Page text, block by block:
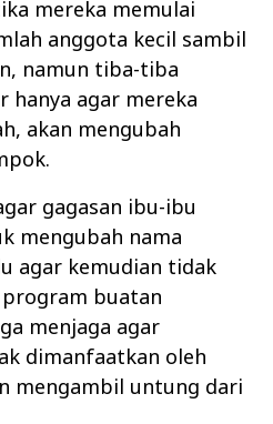
mereka memulai
anggota kecil sambil
namun tiba-tiba
hanya agar mereka
akan mengubah
gagasan ibu-ibu
mengubah nama
agar kemudian tidak
buatan
menjaga agar
dimanfaatkan oleh
mengambil untung dari